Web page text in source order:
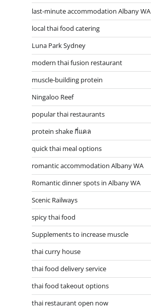
last-minute accommodation Albany WA
local thai food catering
Luna Park Sydney
modern thai fusion restaurant
muscle-building protein
Ningaloo Reef
popular thai restaurants
protein shake กี่แคล
quick thai meal options
romantic accommodation Albany WA
Romantic dinner spots in Albany WA
Scenic Railways
spicy thai food
Supplements to increase muscle
thai curry house
thai food delivery service
thai food takeout options
thai restaurant open now